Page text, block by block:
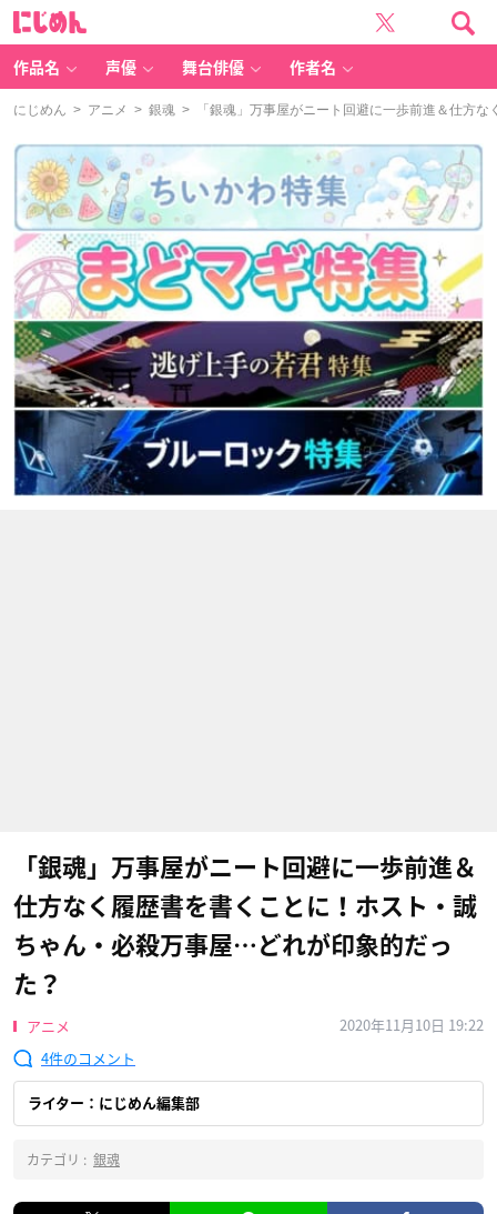
作品名 声優 舞台俳優 作者名
にじめん > アニメ > 銀魂 > 「銀魂」万事屋がニート回避に一歩前進＆仕方
「銀魂」万事屋がニート回避に一歩前進＆
仕方なく履歴書を書くことに！ホスト・誠
ちゃん・必殺万事屋…どれが印象的だっ
た？
アニメ
2020年11月10日 19:22
4
ライター：にじめん編集部
カテゴリ : 銀魂